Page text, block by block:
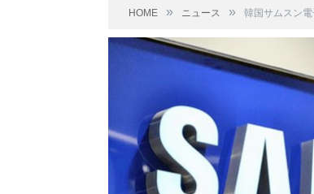
HOME » ニュース » 韓国サムスン